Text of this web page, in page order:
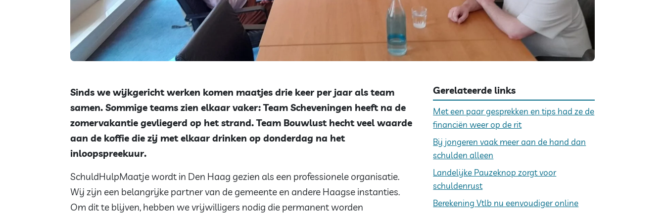
Sinds we wijkgericht werken komen maatjes drie keer per jaar als team
samen. Sommige teams zien elkaar vaker: Team Scheveningen heeft na de
zomervakantie gevliegerd op het strand. Team Bouwlust hecht veel waarde
aan de koffie die zij met elkaar drinken op donderdag na het
inloopspreekuur.
SchuldHulpMaatje wordt in Den Haag gezien als een professionele organisatie.
Wij zijn een belangrijke partner van de gemeente en andere Haagse instanties.
Om dit te blijven, hebben we vrijwilligers nodig die permanent worden
Gerelateerde links
Met een paar gesprekken en tips had ze de
financiën weer op de rit
Bij jongeren vaak meer aan de hand dan
schulden alleen
Landelijke Pauzeknop zorgt voor
schuldenrust
Berekening Vtlb nu eenvoudiger online